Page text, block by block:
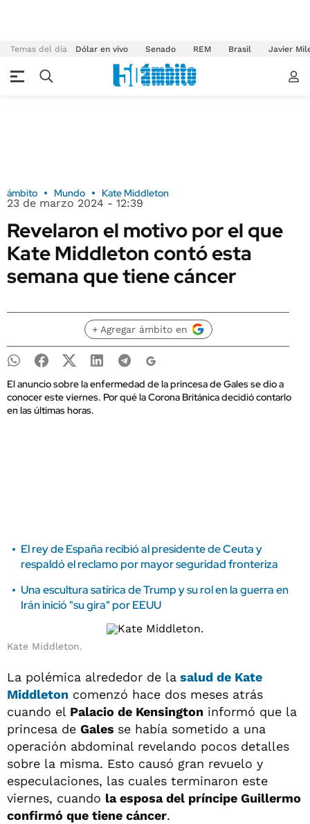
Temas del día Dólar en vivo Senado REM Brasil Javier
ámbito Mundo Kate Middleton
23 de marzo 2024 - 12:39
Revelaron el motivo por el que
Kate Middleton contó esta
semana que tiene cáncer
+ Agregar ámbito en
El anuncio sobre la enfermedad de la princesa de Gales se dio a
conocer este viernes. Por qué la Corona Británica decidió contarlo
en las últimas horas.
El rey de España recibió al presidente de Ceuta y
respaldó el reclamo por mayor seguridad fronteriza
Una escultura satírica de Trump y su rol en la guerra en
Irán inició "su gira" por EEUU
Kate Middleton.
La polémica alrededor de la salud de Kate
Middleton comenzó hace dos meses atrás
cuando el Palacio de Kensington informó que la
princesa de Gales se había sometido a una
operación abdominal revelando pocos detalles
sobre la misma. Esto causó gran revuelo y
especulaciones, las cuales terminaron este
viernes, cuando la esposa del príncipe Guillermo
confirmó que tiene cáncer.